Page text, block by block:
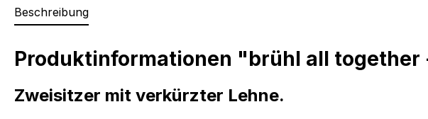
Beschreibung
Produktinformationen "brühl all together
Zweisitzer mit verkürzter Lehne.